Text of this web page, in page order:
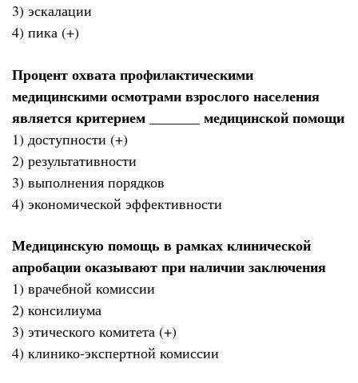
3) эскалации
4) пика (+)
Процент охвата профилактическими
медицинскими осмотрами взрослого населения
является критерием _______ медицинской помощи
1) доступности (+)
2) результативности
3) выполнения порядков
4) экономической эффективности
Медицинскую помощь в рамках клинической
апробации оказывают при наличии заключения
1) врачебной комиссии
2) консилиума
3) этического комитета (+)
4) клинико-экспертной комиссии